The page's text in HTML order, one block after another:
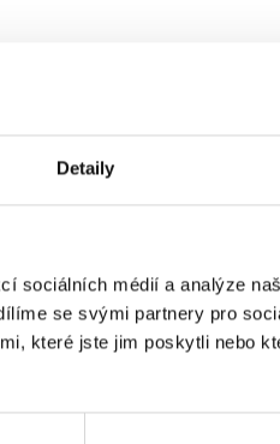
Detaily
sociálních médií a analýze
se svými partnery pro
které jste jim poskytli nebo